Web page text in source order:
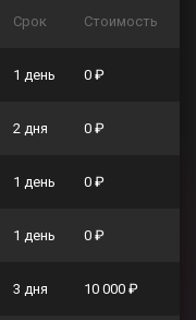
Срок Стоимость
1 день 0 ₽
2 дня 0 ₽
1 день 0 ₽
1 день 0 ₽
3 дня 10 000 ₽